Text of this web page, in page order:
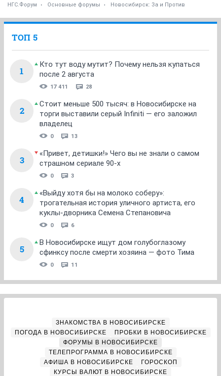
НГС.Форум Основные форумы Новосибирск: За и Против
ТОП 5
1
Кто тут воду мутит? Почему нельзя купаться
после 2 августа
17 411 28
2
Стоит меньше 500 тысяч: в Новосибирске на
торги выставили серый Infiniti — его заложил
владелец
0 13
3
«Привет, детишки!» Чего вы не знали о самом
страшном сериале 90-х
0 3
4
«Выйду хотя бы на молоко соберу»:
трогательная история уличного артиста, его
куклы-дворника Семена Степановича
0 6
5
В Новосибирске ищут дом голубоглазому
сфинксу после смерти хозяина — фото Тима
0 11
ЗНАКОМСТВА В НОВОСИБИРСКЕ
ПОГОДА В НОВОСИБИРСКЕ
ПРОБКИ В НОВОСИБИРСКЕ
ФОРУМЫ В НОВОСИБИРСКЕ
ТЕЛЕПРОГРАММА В НОВОСИБИРСКЕ
АФИША В НОВОСИБИРСКЕ
ГОРОСКОП
КУРСЫ ВАЛЮТ В НОВОСИБИРСКЕ